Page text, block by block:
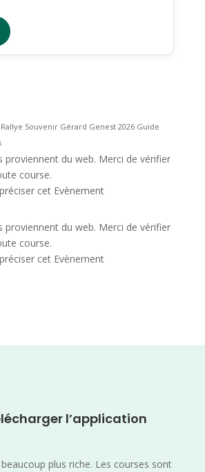
Rallye Souvenir Gérard Genest 2026 Guide
proviennent du web. Merci de vérifier
course.
cet Evènement
proviennent du web. Merci de vérifier
course.
cet Evènement
l’application
beaucoup plus riche. Les courses sont